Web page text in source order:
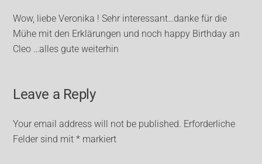
Wow, liebe Veronika ! Sehr interessant…danke für die
Mühe mit den Erklärungen und noch happy Birthday an
Cleo …alles gute weiterhin
Leave a Reply
Your email address will not be published. Erforderliche
Felder sind mit* markiert